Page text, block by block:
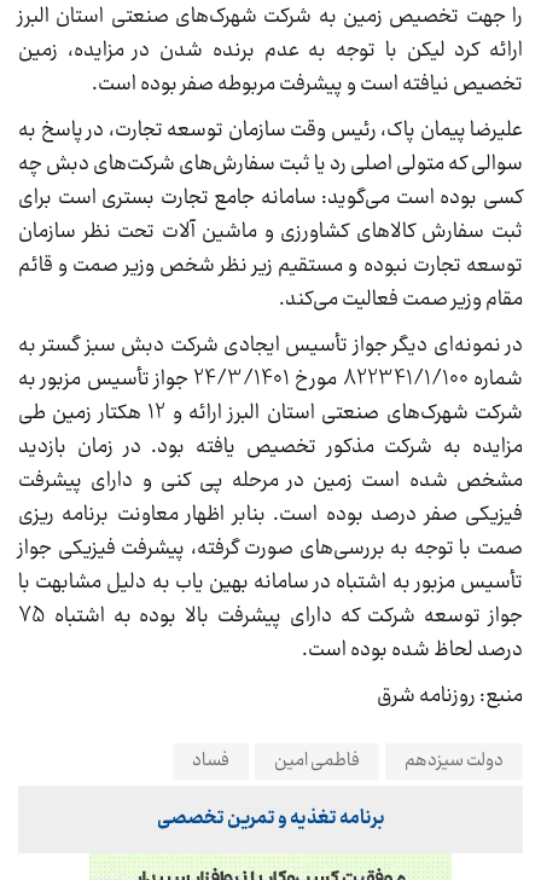
را جهت تخصیص زمین به شرکت شهرک‌های صنعتی استان البرز
ارائه کرد لیکن با توجه به عدم برنده شدن در مزایده، زمین
تخصیص نیافته است و پیشرفت مربوطه صفر بوده است.
علیرضا پیمان پاک، رئیس وقت سازمان توسعه تجارت، در پاسخ به
سوالی که متولی اصلی رد یا ثبت سفارش‌های شرکت‌های دبش چه
کسی بوده است می‌گوید: سامانه جامع تجارت بستری است برای
ثبت سفارش کالاهای کشاورزی و ماشین آلات تحت نظر سازمان
توسعه تجارت نبوده و مستقیم زیر نظر شخص وزیر صمت و قائم
مقام وزیر صمت فعالیت می‌کند.
در نمونه‌ای دیگر جواز تأسیس ایجادی شرکت دبش سبز گستر به
شماره 822341/1/100 مورخ 24/3/1401 جواز تأسیس مزبور به
شرکت شهرک‌های صنعتی استان البرز ارائه و 12 هکتار زمین طی
مزایده به شرکت مذکور تخصیص یافته بود. در زمان بازدید
مشخص شده است زمین در مرحله پی کنی و دارای پیشرفت
فیزیکی صفر درصد بوده است. بنابر اظهار معاونت برنامه ریزی
صمت با توجه به بررسی‌های صورت گرفته، پیشرفت فیزیکی جواز
تأسیس مزبور به اشتباه در سامانه بهین یاب به دلیل مشابهت با
جواز توسعه شرکت که دارای پیشرفت بالا بوده به اشتباه 75
درصد لحاظ شده بوده است.
منبع: روزنامه شرق
دولت سیزدهم فاطمی امین فساد
برنامه تغذیه و تمرین تخصصی